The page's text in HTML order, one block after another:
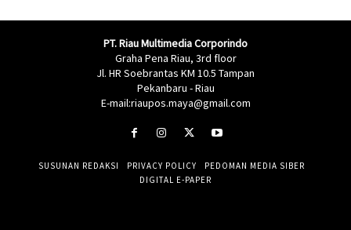
PT. Riau Multimedia Corporindo
Graha Pena Riau, 3rd floor
Jl. HR Soebrantas KM 10.5 Tampan
Pekanbaru - Riau
E-mail:riaupos.maya@gmail.com
SUSUNAN REDAKSI PRIVACY POLICY
PEDOMAN MEDIA SIBER
DIGITAL E-PAPER